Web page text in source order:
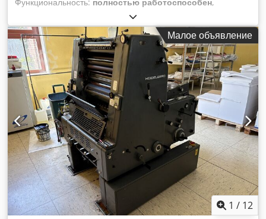
Функциональность: полностью работоспособен,
, Примерно 86 миллионов оттисков.
Версия CX. Бесперебойная система подачи. Прямая
печать, 4 краски, без лакирования. Пластина SAPC.
Автоматическая мойка. Автоматическая система
позиционирования. Система KBA RapidDry для быстрой
сушки. Dsdpfxjyr N D Uj Akkjck Лакирование. Порошковое
покрытие Grafix. В производстве. Поставка возможна в
июле/августе 2026 года.
Малое объявление
1 / 12